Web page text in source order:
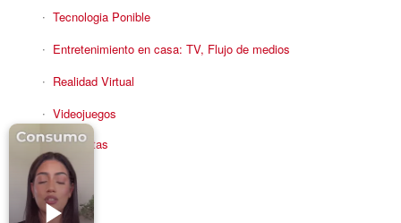
Tecnologia Ponible
Entretenimiento en casa: TV, Flujo de medios
Realidad Virtual
Videojuegos
Reciba Ofertas